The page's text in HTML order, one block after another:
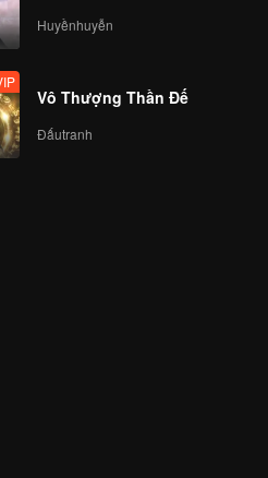
Huyềnhuyễn
Vô Thượng Thần Đế
Đấutranh